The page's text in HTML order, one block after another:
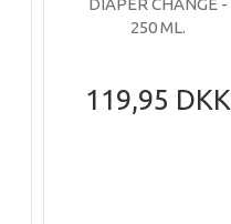
250 ML.
119,95 DKK